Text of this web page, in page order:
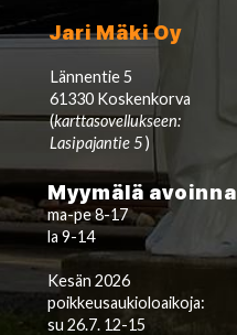
Jari Mäki Oy
Lännentie 5
61330 Koskenkorva
(karttasovellukseen:
Lasipajantie 5)
Myymälä avoinna
ma-pe 8-17
la 9-14
Kesän 2026
poikkeusaukioloaikoja:
su 26.7. 12-15